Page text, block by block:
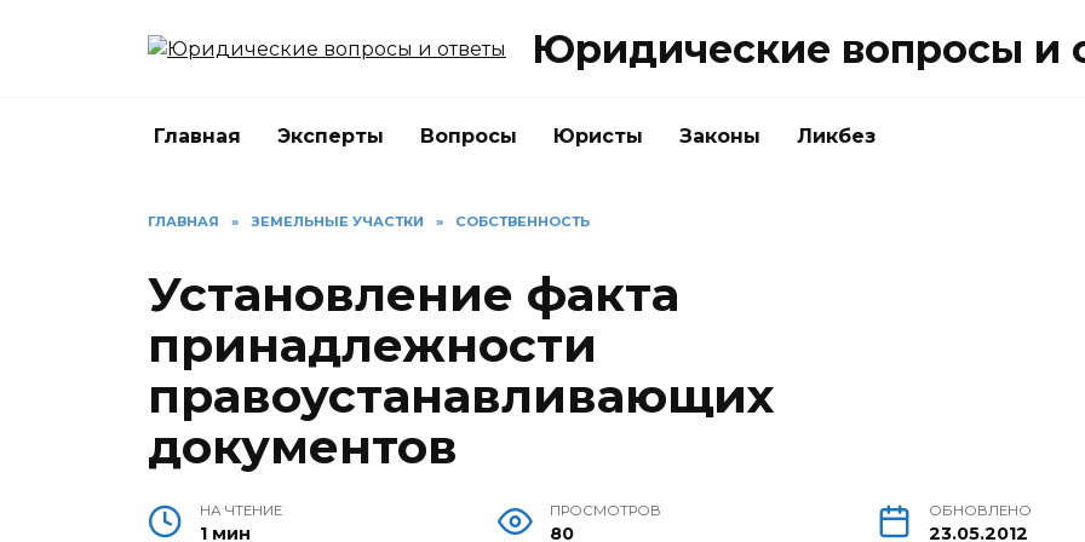
Юридические вопросы и
Главная Эксперты Вопросы Юристы Законы Ликбез
ГЛАВНАЯ » ЗЕМЕЛЬНЫЕ УЧАСТКИ » СОБСТВЕННОСТЬ
Установление факта
принадлежности
правоустанавливающих
документов
НА ЧТЕНИЕ
1 мин
ПРОСМОТРОВ
80
ОБНОВЛЕНО
23.05.2012